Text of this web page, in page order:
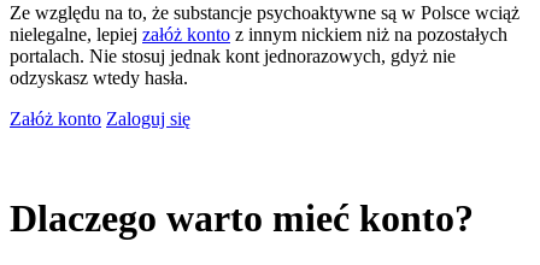
Ze względu na to, że substancje psychoaktywne są w Polsce wciąż
nielegalne, lepiej załóż konto z innym nickiem niż na pozostałych
portalach. Nie stosuj jednak kont jednorazowych, gdyż nie
odzyskasz wtedy hasła.
Załóż konto Zaloguj się
Dlaczego warto mieć konto?